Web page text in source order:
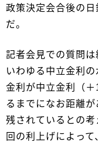
政策決定会合後の
だ。
記者会見での質問は
いわゆる中立金利
金利が中立金利（
るまでになお距離
残されているとの
回の利上げによっ